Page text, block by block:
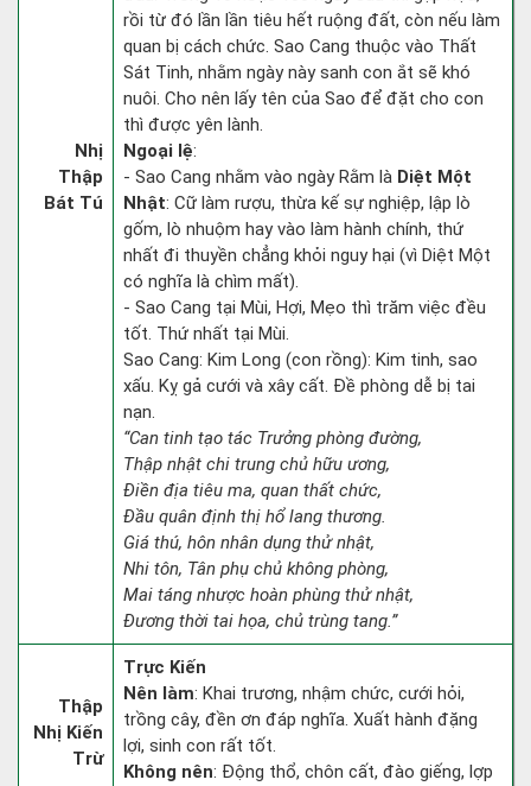
Nhị
Thập
Bát Tú
rồi từ đó lần lần tiêu hết ruộng đất, còn nếu làm
quan bị cách chức. Sao Cang thuộc vào Thất
Sát Tinh, nhằm ngày này sanh con ắt sẽ khó
nuôi. Cho nên lấy tên của Sao để đặt cho con
thì được yên lành.
Ngoại lệ:
- Sao Cang nhằm vào ngày Rằm là Diệt Một
Nhật: Cữ làm rượu, thừa kế sự nghiệp, lập lò
gốm, lò nhuộm hay vào làm hành chính, thứ
nhất đi thuyền chẳng khỏi nguy hại (vì Diệt Một
có nghĩa là chìm mất).
- Sao Cang tại Mùi, Hợi, Mẹo thì trăm việc đều
tốt. Thứ nhất tại Mùi.
Sao Cang: Kim Long (con rồng): Kim tinh, sao
xấu. Kỵ gả cưới và xây cất. Đề phòng dễ bị tai
nạn.
“Can tinh tạo tác Trưởng phòng đường,
Thập nhật chi trung chủ hữu ương,
Điền địa tiêu ma, quan thất chức,
Đầu quân định thị hổ lang thương.
Giá thú, hôn nhân dụng thử nhật,
Nhi tôn, Tân phụ chủ không phòng,
Mai táng nhược hoàn phùng thử nhật,
Đương thời tai họa, chủ trùng tang.”
Thập
Nhị Kiến
Trừ
Trực Kiến
Nên làm: Khai trương, nhậm chức, cưới hỏi,
trồng cây, đền ơn đáp nghĩa. Xuất hành đặng
lợi, sinh con rất tốt.
Không nên: Động thổ, chôn cất, đào giếng, lợp